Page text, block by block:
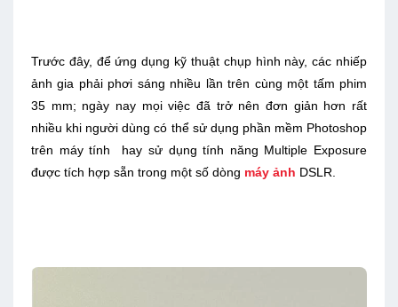
Trước đây, để ứng dụng kỹ thuật chụp hình này, các nhiếp
ảnh gia phải phơi sáng nhiều lần trên cùng một tấm phim
35 mm; ngày nay mọi việc đã trở nên đơn giản hơn rất
nhiều khi người dùng có thể sử dụng phần mềm Photoshop
trên máy tính hay sử dụng tính năng Multiple Exposure
được tích hợp sẵn trong một số dòng máy ảnh DSLR.